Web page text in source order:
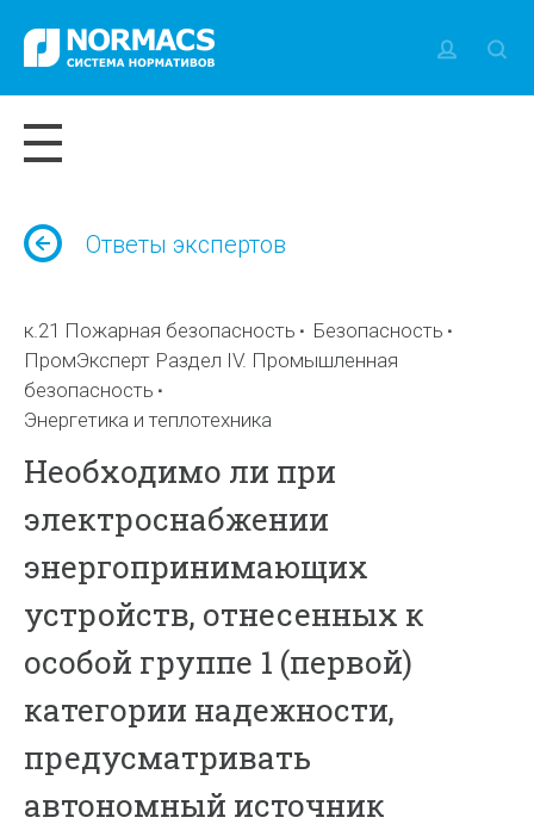
Ответы экспертов
к.21 Пожарная безопасность
Безопасность
ПромЭксперт Раздел IV. Промышленная
безопасность
Энергетика и теплотехника
Необходимо ли при
электроснабжении
энергопринимающих
устройств, отнесенных к
особой группе 1 (первой)
категории надежности,
предусматривать
автономный источник